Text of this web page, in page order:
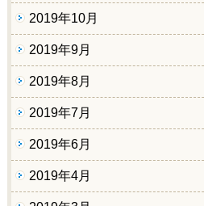
2019年10月
2019年9月
2019年8月
2019年7月
2019年6月
2019年4月